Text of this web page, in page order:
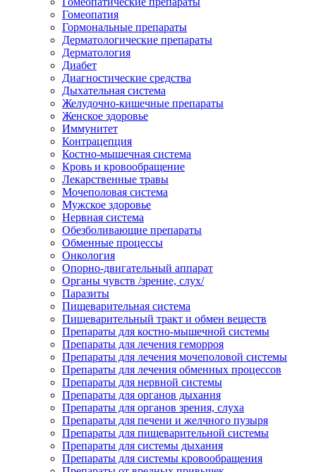
Гомеопатия
Гормональные препараты
Дерматологические препараты
Дерматология
Диабет
Диагностические средства
Дыхательная система
Желудочно-кишечные препараты
Женское здоровье
Иммунитет
Контрацепция
Костно-мышечная система
Кровь и кровообращение
Лекарственные травы
Мочеполовая система
Мужское здоровье
Нервная система
Обезболивающие препараты
Обменные процессы
Онкология
Опорно-двигательный аппарат
Органы чувств /зрение, слух/
Паразиты
Пищеварительная система
Пищеварительный тракт и обмен веществ
Препараты для костно-мышечной системы
Препараты для лечения геморроя
Препараты для лечения мочеполовой системы
Препараты для лечения обменных процессов
Препараты для нервной системы
Препараты для органов дыхания
Препараты для органов зрения, слуха
Препараты для печени и желчного пузыря
Препараты для пищеварительной системы
Препараты для системы дыхания
Препараты для системы кровообращения